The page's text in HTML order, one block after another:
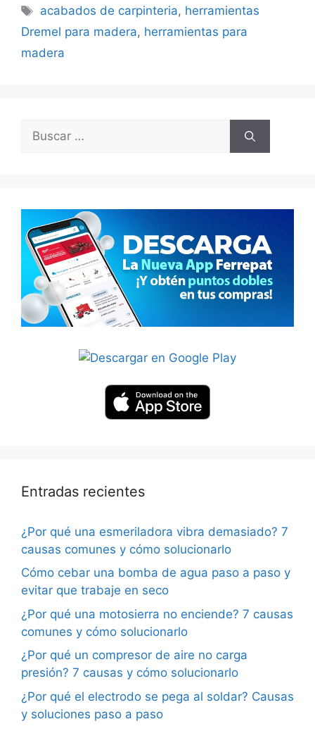
Etiquetas
acabados de carpinteria, herramientas
Dremel para madera, herramientas para
madera
Buscar:
Entradas recientes
¿Por qué una esmeriladora vibra demasiado? 7
causas comunes y cómo solucionarlo
Cómo cebar una bomba de agua paso a paso y
evitar que trabaje en seco
¿Por qué una motosierra no enciende? 7 causas
comunes y cómo solucionarlo
¿Por qué un compresor de aire no carga
presión? 7 causas y cómo solucionarlo
¿Por qué el electrodo se pega al soldar? Causas
y soluciones paso a paso